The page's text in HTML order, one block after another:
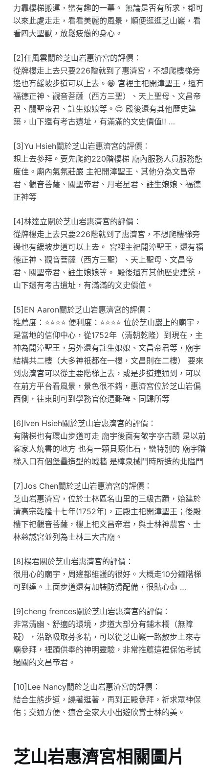
力靠樓梯搬運，蠻有趣的一幕。 無論是否有所求，都可
以來此處走走，看看美麗的風景，順便逛逛芝山巖，看
看四大聖獸，放鬆疲憊的身心。
[2]任風雲關於芝山岩惠濟宮的評價：
從牌樓走上去只要226階就到了惠濟宮，不想爬樓梯旁
邊也有緩坡步道可以上去。😁 宮裡主祀開漳聖王，還有
福德正神、觀音菩薩（西方三聖）、天上聖母、文昌帝
君、關聖帝君、註生娘娘等。😊 殿後還有其他歷史建
築，山下還有考古遺址，有滿滿的文史價值‼️ …
[3]Yu Hsieh關於芝山岩惠濟宮的評價：
想上去參拜。要先爬約220階樓梯 廟內服務人員服務態
度佳。廟內氣氛莊嚴 主祀開漳聖王、其他分為文昌帝
君、觀音菩薩、關聖帝君、月老星君、註生娘娘、福德
正神等
[4]林達立關於芝山岩惠濟宮的評價：
從牌樓走上去只要226階就到了惠濟宮，不想爬樓梯旁
邊也有緩坡步道可以上去。 宮裡主祀開漳聖王，還有福
德正神、觀音菩薩（西方三聖）、天上聖母、文昌帝
君、關聖帝君、註生娘娘等。 殿後還有其他歷史建築，
山下還有考古遺址，有滿滿的文史價值。
[5]EN Aaron關於芝山岩惠濟宮的評價：
推薦度：⭐⭐⭐⭐ 便利度：⭐⭐⭐⭐ 位於芝山巖上的廟宇，
是當地的信仰中心，從1752年（清朝乾隆）到現在，主
神為開漳聖王，另外還有註生娘娘、文昌帝君等，廟宇
結構共二樓（大多神祇都在一樓，文昌則在二樓） 要來
到惠濟宮可以從主要階梯上去，或是步道連通到，可以
在前方平台看風景，景色很不錯，惠濟宮位於芝山岩偏
西側，往東則可到學務官僚遭難碑、同歸所等
[6]Iven Hsieh關於芝山岩惠濟宮的評價：
有階梯也有環山步道可走 廟宇後面有敬字亭古蹟 是以前
客家人燒書的地方 也有一顆貝類化石，蠻特別的 廟宇階
梯入口有個堡壘造型的城牆 是樟泉械鬥時所造的北隘門
[7]Jos Chen關於芝山岩惠濟宮的評價：
芝山岩惠濟宮，位於士林區名山里的三級古蹟，始建於
清高宗乾隆十七年(1752年)，正殿主祀開漳聖王；後殿
樓下祀觀音菩薩，樓上祀文昌帝君，與士林神農宮、士
林慈諴宮並列為士林三大古廟。
[8]楊君關於芝山岩惠濟宮的評價：
很用心的廟宇，周邊都維護的很好。大概走10分鐘階梯
可到達。上面步道還有加裝防滑配備，很貼心👍 …
[9]cheng frences關於芝山岩惠濟宮的評價：
非常清幽、舒適的環境，步道大部分有鋪木橋（無障
礙），沿路吸取芬多精，可以從芝山巖一路散步上來寺
廟參拜，裡頭供奉的神明靈驗，非常推薦這裡保佑考試
過關的文昌帝君。
[10]Lee Nancy關於芝山岩惠濟宮的評價：
結合生態步道，繞著逛著，再到正殿參拜，祈求眾神保
佑；交通方便、適合全家大小出遊欣賞士林的美。
芝山岩惠濟宮相關圖片